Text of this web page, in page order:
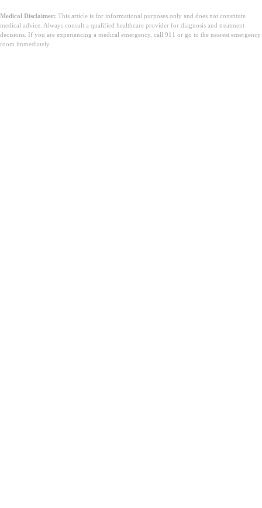
Medical Disclaimer: This article is for informational purposes only and does not constitute
medical advice. Always consult a qualified healthcare provider for diagnosis and treatment
decisions. If you are experiencing a medical emergency, call 911 or go to the nearest emergency
room immediately.